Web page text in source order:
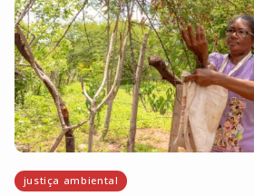
justiça ambiental